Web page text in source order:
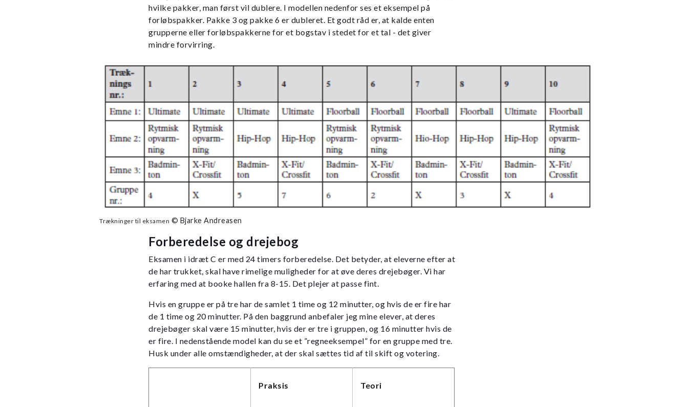
hvilke pakker, man først vil dublere. I modellen nedenfor ses et eksempel på
forløbspakker. Pakke 3 og pakke 6 er dubleret. Et godt råd er, at kalde enten
grupperne eller forløbspakkerne for et bogstav i stedet for et tal - det giver
mindre forvirring.
Trækninger til eksamen © Bjarke Andreasen
Forberedelse og drejebog
Eksamen i idræt C er med 24 timers forberedelse. Det betyder, at eleverne efter at
de har trukket, skal have rimelige muligheder for at øve deres drejebøger. Vi har
erfaring med at booke hallen fra 8-15. Det plejer at passe fint.
Hvis en gruppe er på tre har de samlet 1 time og 12 minutter, og hvis de er fire har
de 1 time og 20 minutter. På den baggrund anbefaler jeg mine elever, at deres
drejebøger skal være 15 minutter, hvis der er tre i gruppen, og 16 minutter hvis de
er fire. I nedenstående model kan du se et ”regneeksempel” for en gruppe med tre.
Husk under alle omstændigheder, at der skal sættes tid af til skift og votering.
Praksis Teori